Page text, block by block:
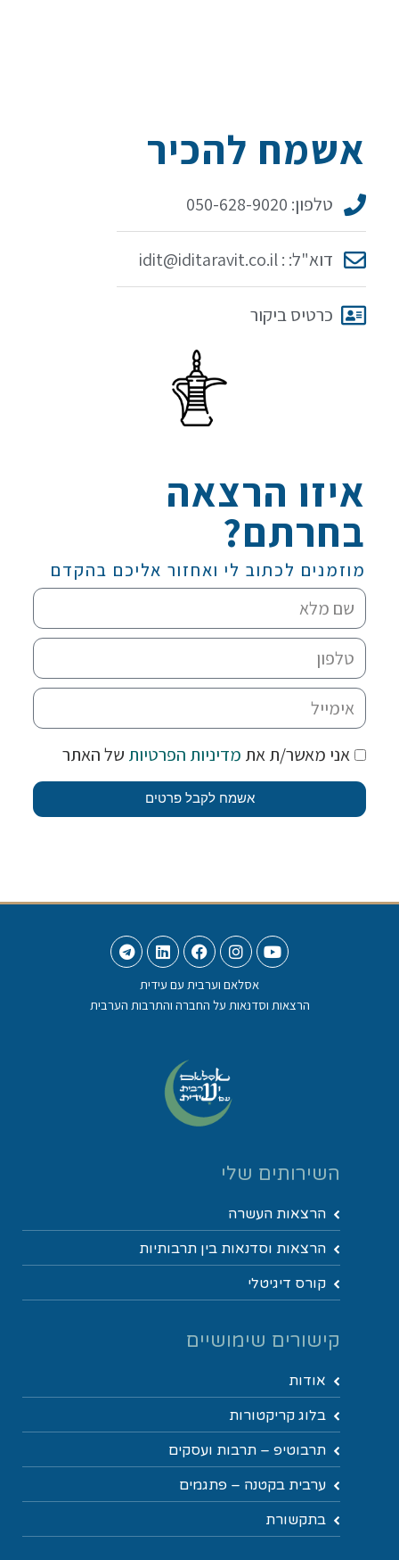
איזו הרצאה
בחרתם?
מוזמנים לכתוב לי ואחזור אליכם בהקדם
אני מאשר/ת את מדיניות הפרטיות של האתר
אשמח לקבל פרטים
אשמח להכיר
טלפון: 050-628-9020
דוא"ל: : idit@iditaravit.co.il
כרטיס ביקור
אסלאם וערבית עם עידית
הרצאות וסדנאות על החברה והתרבות הערבית
השירותים שלי
הרצאות העשרה
הרצאות וסדנאות בין תרבותיות
קורס דיגיטלי
קישורים שימושיים
אודות
בלוג קריקטורות
תרבוטיפ – תרבות ועסקים
ערבית בקטנה – פתגמים
בתקשורת